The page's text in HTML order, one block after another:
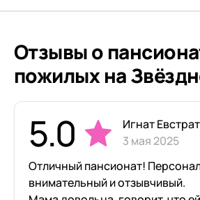
Отзывы о
пожилых на
5.0
3 мая 2025
Отличный пансионат!
внимательный и отзывчивый.